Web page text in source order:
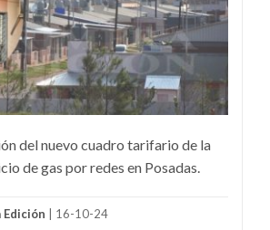
del nuevo cuadro tarifario de la
de gas por redes en Posadas.
Edición | 16-10-24